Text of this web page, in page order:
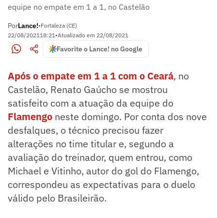
equipe no empate em 1 a 1, no Castelão
PorLance!•Fortaleza (CE)
22/08/202118:21•Atualizado em 22/08/2021
Favorite o Lance! no Google
Após o empate em 1 a 1 com o Ceará, no
Castelão, Renato Gaúcho se mostrou
satisfeito com a atuação da equipe do
Flamengo neste domingo. Por conta dos nove
desfalques, o técnico precisou fazer
alterações no time titular e, segundo a
avaliação do treinador, quem entrou, como
Michael e Vitinho, autor do gol do Flamengo,
correspondeu as expectativas para o duelo
válido pelo Brasileirão.